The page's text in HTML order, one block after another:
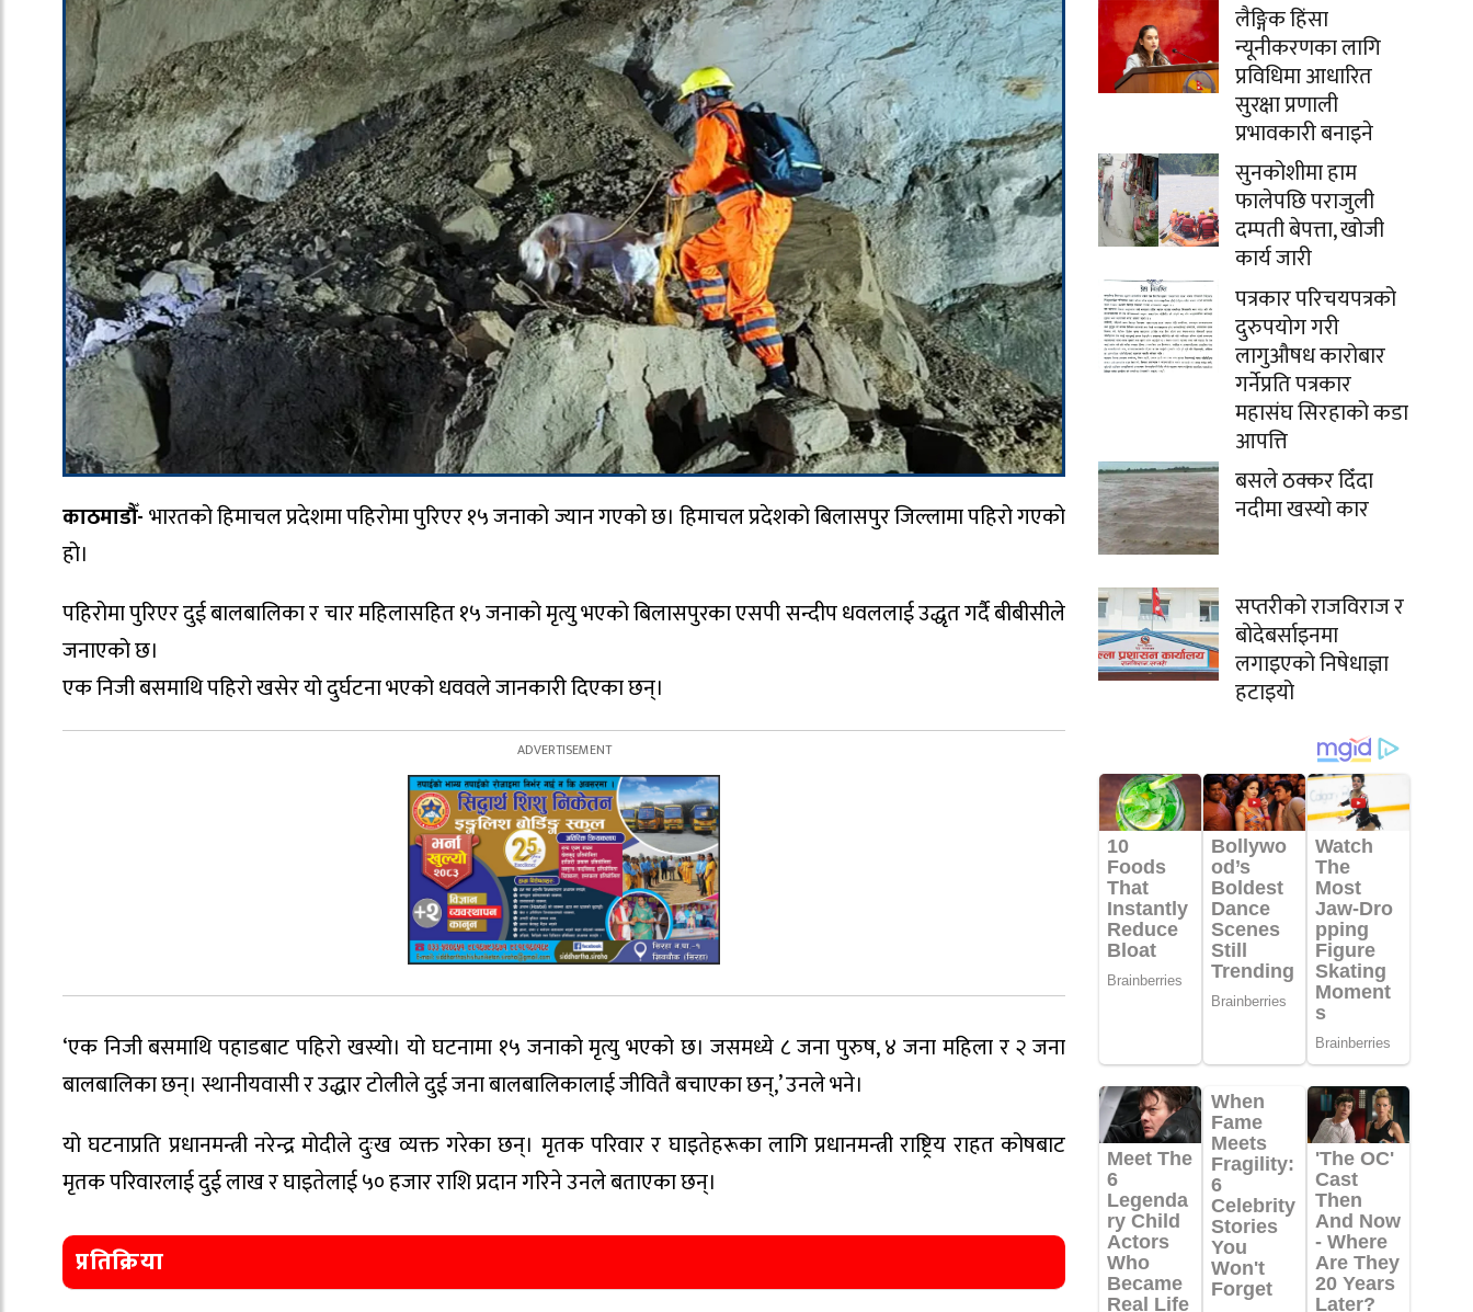
काठमाडौँ-भारतको हिमाचल प्रदेशमा पहिरोमा पुरिएर १५ जनाको ज्यान गएको छ। हिमाचल प्रदेशको बिलासपुर जिल्लामा पहिरो गएको
हो।
पहिरोमा पुरिएर दुई बालबालिका र चार महिलासहित १५ जनाको मृत्यु भएको बिलासपुरका एसपी सन्दीप धवललाई उद्धृत गर्दै बीबीसीले
जनाएको छ।
एक निजी बसमाथि पहिरो खसेर यो दुर्घटना भएको धववले जानकारी दिएका छन्।
‘एक निजी बसमाथि पहाडबाट पहिरो खस्यो। यो घटनामा १५ जनाको मृत्यु भएको छ। जसमध्ये ८ जना पुरुष, ४ जना महिला र २ जना
बालबालिका छन्। स्थानीयवासी र उद्धार टोलीले दुई जना बालबालिकालाई जीवितै बचाएका छन्,’ उनले भने।
यो घटनाप्रति प्रधानमन्त्री नरेन्द्र मोदीले दुःख व्यक्त गरेका छन्। मृतक परिवार र घाइतेहरूका लागि प्रधानमन्त्री राष्ट्रिय राहत कोषबाट
मृतक परिवारलाई दुई लाख र घाइतेलाई ५० हजार राशि प्रदान गरिने उनले बताएका छन्।
प्रतिक्रिया
लैङ्गिक हिंसा
न्यूनीकरणका लागि
प्रविधिमा आधारित
सुरक्षा प्रणाली
प्रभावकारी बनाइने
सुनकोशीमा हाम
फालेपछि पराजुली
दम्पती बेपत्ता, खोजी
कार्य जारी
पत्रकार परिचयपत्रको
दुरुपयोग गरी
लागुऔषध कारोबार
गर्नेप्रति पत्रकार
महासंघ सिरहाको कडा
आपत्ति
बसले ठक्कर दिँदा
नदीमा खस्यो कार
सप्तरीको राजविराज र
बोदेबर्साइनमा
लगाइएको निषेधाज्ञा
हटाइयो